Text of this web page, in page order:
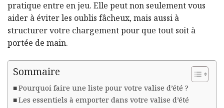
pratique entre en jeu. Elle peut non seulement vous
aider à éviter les oublis fâcheux, mais aussi à
structurer votre chargement pour que tout soit à
portée de main.
Sommaire
Pourquoi faire une liste pour votre valise d’été ?
Les essentiels à emporter dans votre valise d’été